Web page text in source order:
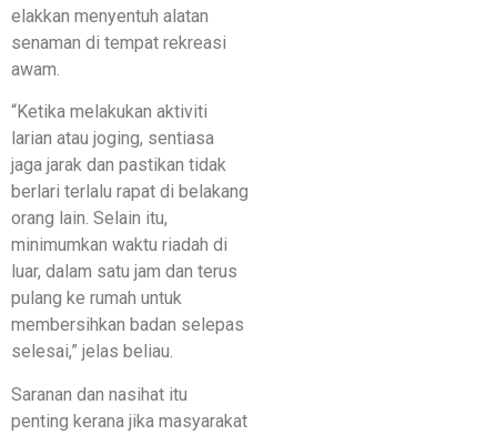
elakkan menyentuh alatan
senaman di tempat rekreasi
awam.
“Ketika melakukan aktiviti
larian atau joging, sentiasa
jaga jarak dan pastikan tidak
berlari terlalu rapat di belakang
orang lain. Selain itu,
minimumkan waktu riadah di
luar, dalam satu jam dan terus
pulang ke rumah untuk
membersihkan badan selepas
selesai,” jelas beliau.
Saranan dan nasihat itu
penting kerana jika masyarakat